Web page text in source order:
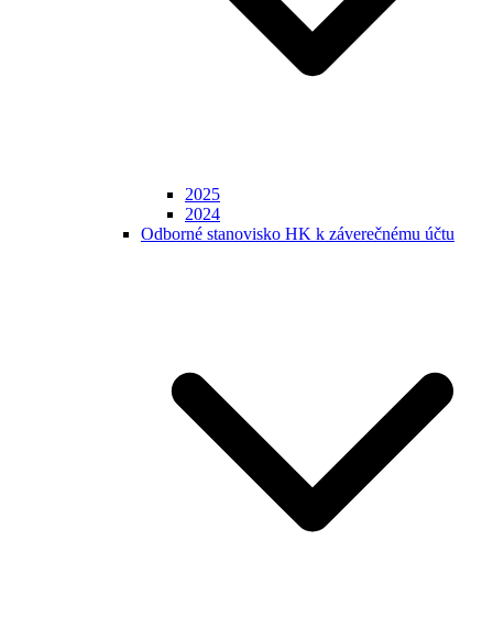
2025
2024
Odborné stanovisko HK k záverečnému účtu